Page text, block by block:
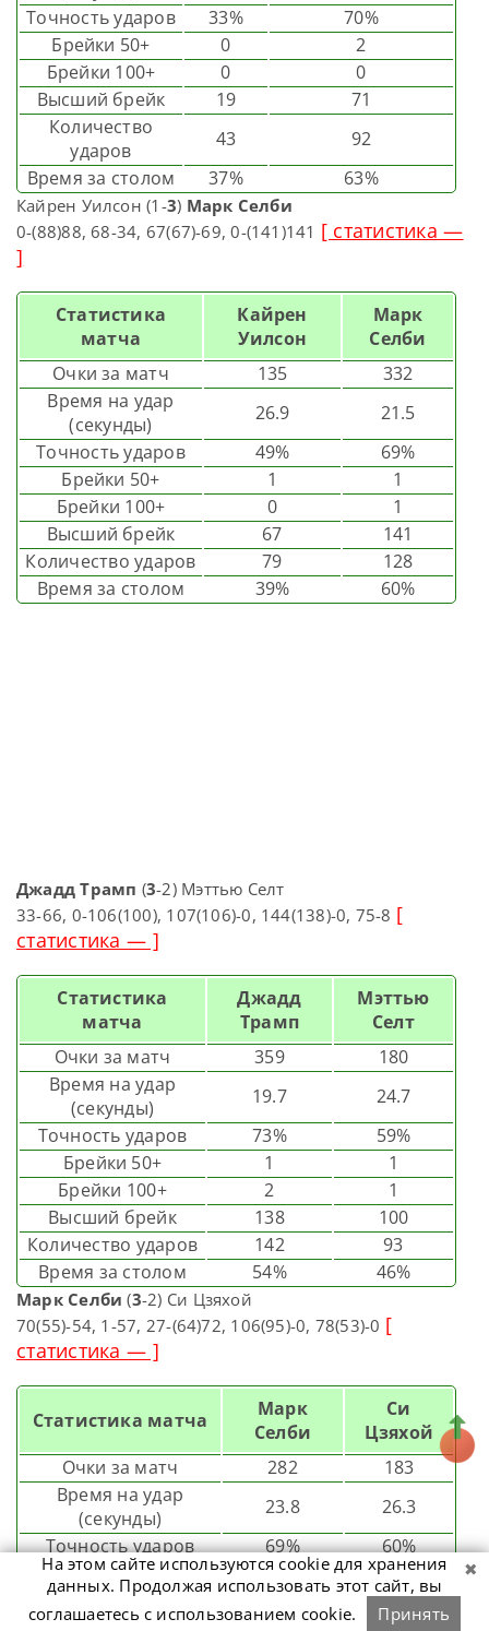
Точность ударов
33%
70%
Брейки 50+
0
2
Брейки 100+
0
0
Высший брейк
19
71
Количество
ударов
43
92
Время за столом
37% 63%
Кайрен Уилсон (1-3) Марк Селби
0-(88)88, 68-34, 67(67)-69, 0-(141)141 [ статистика —
]
Статистика
матча
Кайрен
Уилсон
Марк
Селби
Очки за матч
135
332
Время на удар
(секунды)
26.9
21.5
Точность ударов
49%
69%
Брейки 50+
1
1
Брейки 100+
0
1
Высший брейк
67
141
Количество ударов
79
128
Время за столом
39% 60%
Джадд Трамп (3-2) Мэттью Селт
33-66, 0-106(100), 107(106)-0, 144(138)-0, 75-8 [
статистика — ]
Статистика
матча
Джадд
Трамп
Мэттью
Селт
Очки за матч
359
180
Время на удар
(секунды)
19.7
24.7
Точность ударов
73%
59%
Брейки 50+
1
1
Брейки 100+
2
1
Высший брейк
138
100
Количество ударов
142
93
Время за столом
54% 46%
Марк Селби (3-2) Си Цзяхой
70(55)-54, 1-57, 27-(64)72, 106(95)-0, 78(53)-0 [
статистика — ]
Статистика матча
Марк
Селби
Си
Цзяхой
Очки за матч
282
183
Время на удар
(секунды)
23.8
26.3
Точность ударов
69%
60%
Брейки 50+
3
1
Брейки 100+
0
На этом сайте используются cookie для хранения
данных. Продолжая использовать этот сайт, вы
соглашаетесь с использованием cookie.
Принять